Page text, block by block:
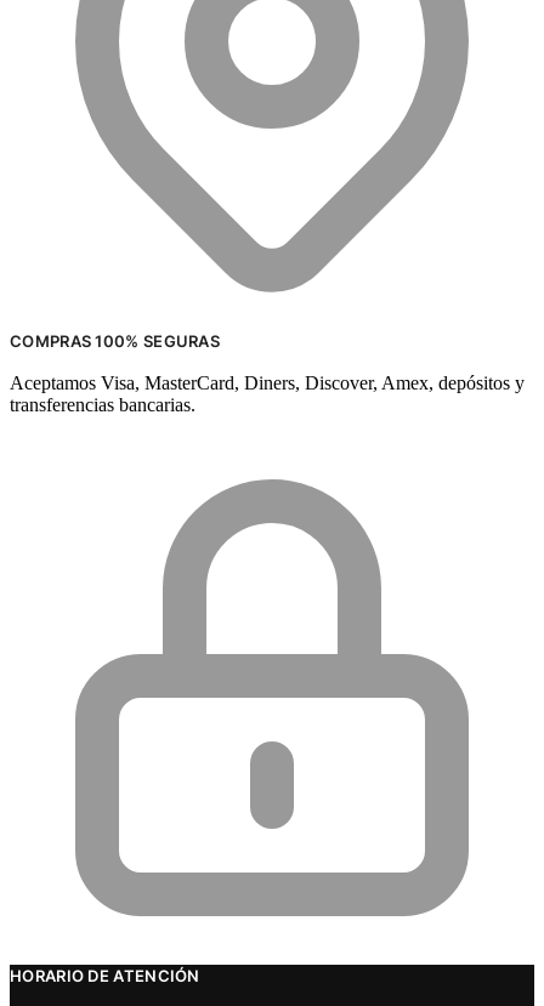
COMPRAS 100% SEGURAS
Aceptamos Visa, MasterCard, Diners, Discover, Amex, depósitos y
transferencias bancarias.
HORARIO DE ATENCIÓN